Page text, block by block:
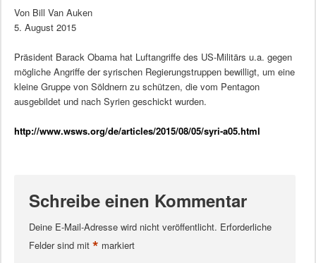
Von Bill Van Auken
5. August 2015
Präsident Barack Obama hat Luftangriffe des US-Militärs u.a. gegen
mögliche Angriffe der syrischen Regierungstruppen bewilligt, um eine
kleine Gruppe von Söldnern zu schützen, die vom Pentagon
ausgebildet und nach Syrien geschickt wurden.
http://www.wsws.org/de/articles/2015/08/05/syri-a05.html
Schreibe einen Kommentar
Deine E-Mail-Adresse wird nicht veröffentlicht. Erforderliche
Felder sind mit * markiert